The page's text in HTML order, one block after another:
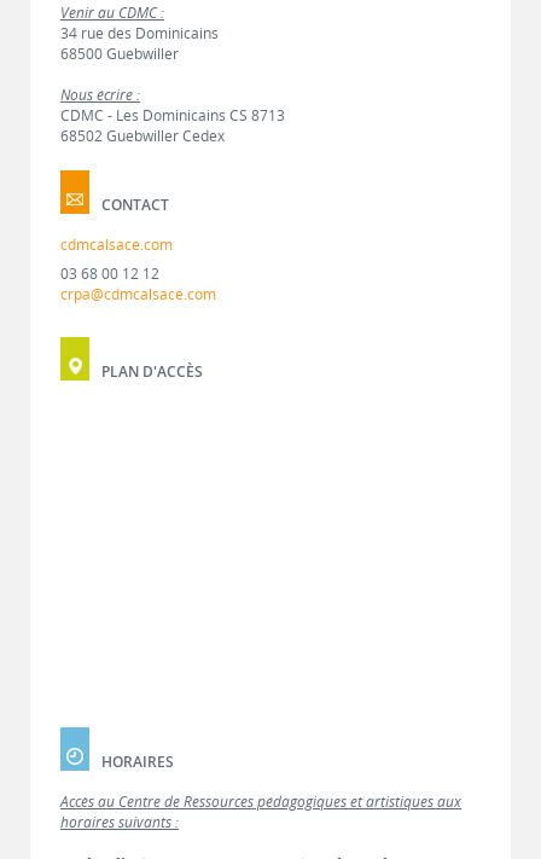
Venir au CDMC :
34 rue des Dominicains
68500 Guebwiller
Nous écrire :
CDMC - Les Dominicains CS 8713
68502 Guebwiller Cedex
CONTACT
cdmcalsace.com
03 68 00 12 12
crpa@cdmcalsace.com
PLAN D'ACCÈS
HORAIRES
Accès au Centre de Ressources pédagogiques et artistiques aux
horaires suivants :